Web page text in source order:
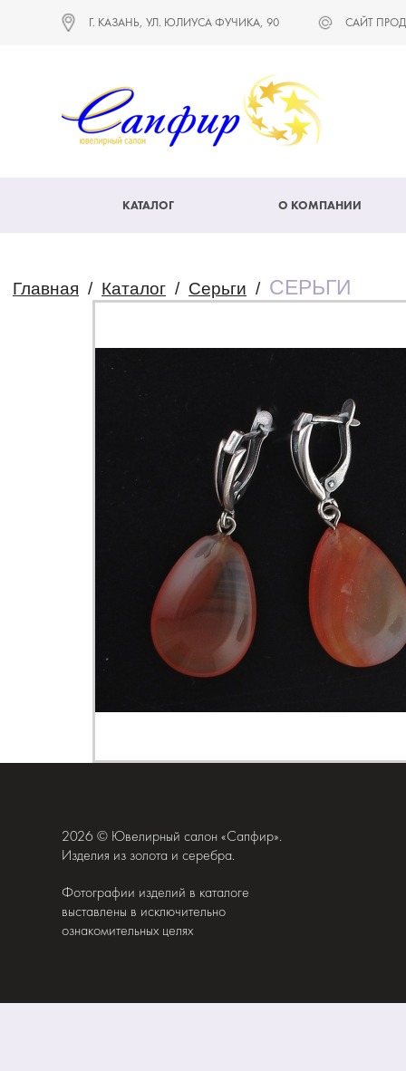
Г. КАЗАНЬ, УЛ. ЮЛИУСА ФУЧИКА, 90 САЙТ
КАТАЛОГ О КОМПАНИИ
Главная / Каталог / Серьги / СЕРЬГИ
2026 © Ювелирный салон «Сапфир».
Изделия из золота и серебра.
Фотографии изделий в каталоге
выставлены в исключительно
ознакомительных целях